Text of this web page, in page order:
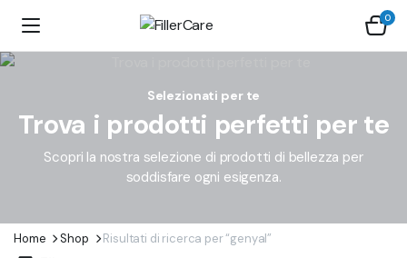
0
Selezionati per te
Trova i prodotti perfetti per te
Scopri la nostra selezione di prodotti di bellezza per
soddisfare ogni esigenza.
Home Shop Risultati di ricerca per “genyal”